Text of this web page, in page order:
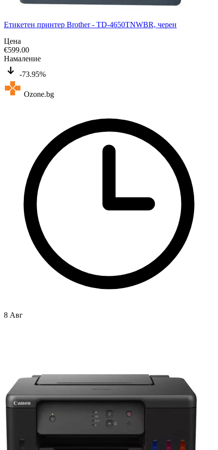
Етикетен принтер Brother - TD-4650TNWBR, черен
Цена
€599.00
Намаление
-73.95%
Ozone.bg
8 Авг